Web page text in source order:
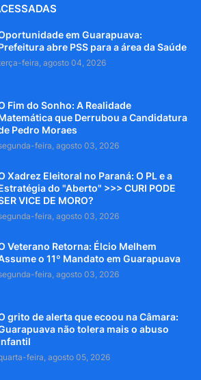
em Guarapuava:
abre PSS para a área da Saúde
feira, agosto 04, 2026
Fim do Sonho: A Realidade
que Derrubou a Candidatura
Pedro Moraes
feira, agosto 03, 2026
Xadrez Eleitoral no Paraná: O PL e a
do "Aberto" >>> CURI PODE
VICE DE MORO?
feira, agosto 03, 2026
Veterano Retorna: Élcio Melhem
o 11º Mandato em Guarapuava
feira, agosto 03, 2026
grito de alerta que ecoou na Câmara:
não tolera mais o abuso
feira, agosto 05, 2026